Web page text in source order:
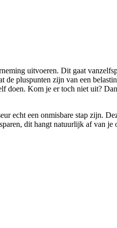
uitvoeren. Dit gaat
pluspunten zijn van een
doen. Kom je er toch niet uit?
echt een onmisbare stap zijn.
dit hangt natuurlijk af van je